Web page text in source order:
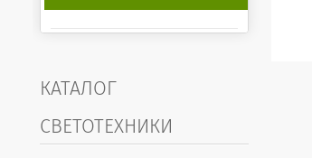
КАТАЛОГ
СВЕТОТЕХНИКИ